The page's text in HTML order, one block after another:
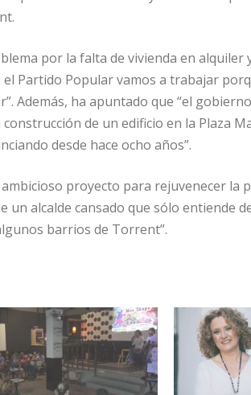
por la falta de vivienda en alquiler
Partido Popular vamos a trabajar
Además, ha apuntado que “el
de un edificio en la Plaza
desde hace ocho años”.
proyecto para rejuvenecer la
alcalde cansado que sólo entiende
barrios de Torrent”.